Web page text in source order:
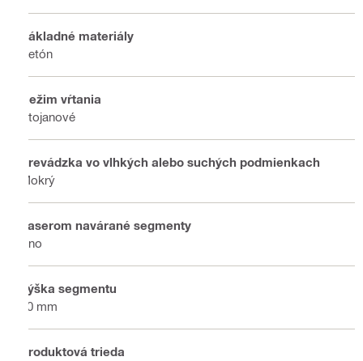
Základné materiály
Betón
Režim vŕtania
Stojanové
Prevádzka vo vlhkých alebo suchých podmienkach
Mokrý
Laserom navárané segmenty
Áno
Výška segmentu
10 mm
Produktová trieda